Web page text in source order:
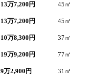
13万7,200円 45 ㎡
13万7,200円 45 ㎡
10万8,300円 37 ㎡
19万9,200円 77 ㎡
9万2,900円 31 ㎡